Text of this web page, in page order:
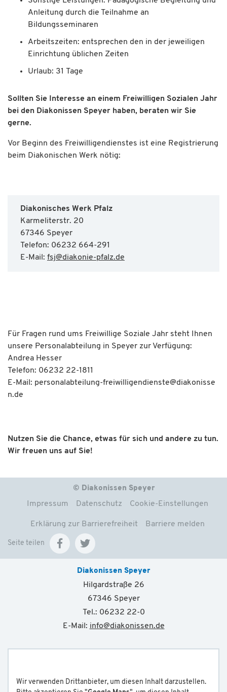
Anleitung durch die Teilnahme an
Bildungsseminaren
Arbeitszeiten: entsprechen den in der jeweiligen
Einrichtung üblichen Zeiten
Urlaub: 31 Tage
Sollten Sie Interesse an einem Freiwilligen Sozialen Jahr
bei den Diakonissen Speyer haben, beraten wir Sie
gerne.
Vor Beginn des Freiwilligendienstes ist eine Registrierung
beim Diakonischen Werk nötig:
Diakonisches Werk Pfalz
Karmeliterstr. 20
67346 Speyer
Telefon: 06232 664-291
E-Mail: fsj@diakonie-pfalz.de
Für Fragen rund ums Freiwillige Soziale Jahr steht Ihnen
unsere Personalabteilung in Speyer zur Verfügung:
Andrea Hesser
Telefon: 06232 22-1811
E-Mail: personalabteilung-freiwilligendienste@diakonisse
n.de
Nutzen Sie die Chance, etwas für sich und andere zu tun.
Wir freuen uns auf Sie!
© Diakonissen Speyer
Impressum Datenschutz Cookie-Einstellungen
Erklärung zur Barrierefreiheit Barriere melden
Seite teilen
Diakonissen Speyer
Hilgardstraße 26
67346 Speyer
Tel.: 06232 22-0
E-Mail: info@diakonissen.de
Wir verwenden Drittanbieter, um diesen Inhalt darzustellen.